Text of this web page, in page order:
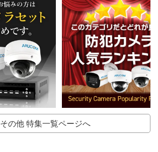
その他 特集一覧ページへ